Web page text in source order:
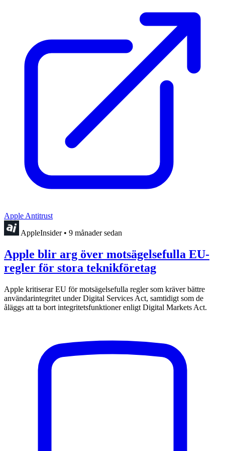
Apple Antitrust
AppleInsider • 9 månader sedan
Apple blir arg över motsägelsefulla EU-
regler för stora teknikföretag
Apple kritiserar EU för motsägelsefulla regler som kräver bättre
användarintegritet under Digital Services Act, samtidigt som de
åläggs att ta bort integritetsfunktioner enligt Digital Markets Act.